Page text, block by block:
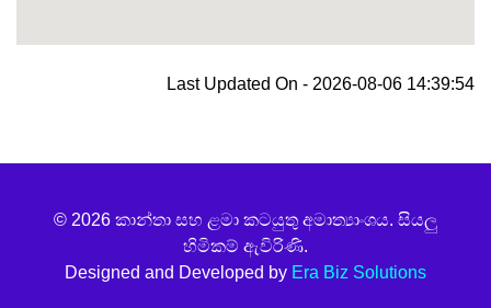
Last Updated On - 2026-08-06 14:39:54
© 2026 කාන්තා සහ ළමා කටයුතු අමාත්‍යාංශය. සියලු
හිමිකම් ඇවිරිණි.
Designed and Developed by Era Biz Solutions